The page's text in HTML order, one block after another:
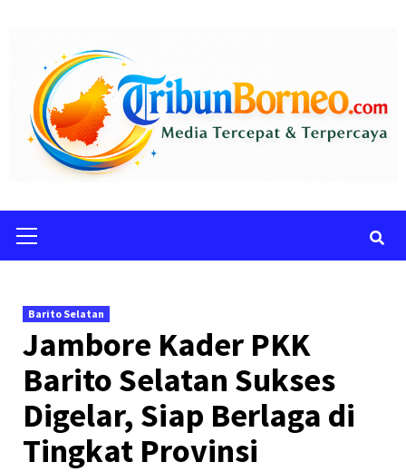
content
Menu
Barito Selatan
Jambore Kader PKK
Barito Selatan Sukses
Digelar, Siap Berlaga di
Tingkat Provinsi